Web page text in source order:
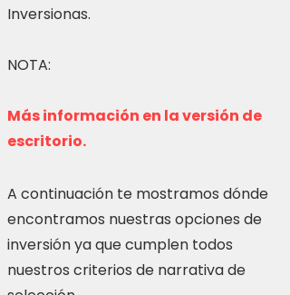
Inversionas.
NOTA:
Más información en la versión de
escritorio.
A continuación te mostramos dónde
encontramos nuestras opciones de
inversión ya que cumplen todos
nuestros criterios de narrativa de